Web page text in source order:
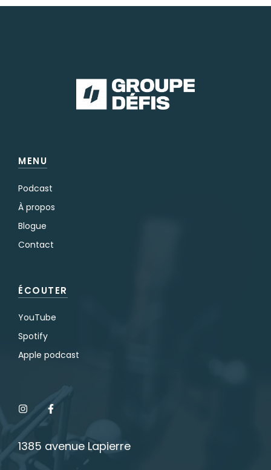
MENU
Podcast
À propos
Blogue
Contact
ÉCOUTER
YouTube
Spotify
Apple podcast
1385 avenue Lapierre